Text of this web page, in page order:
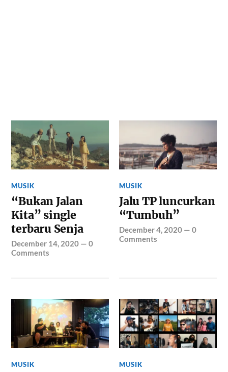
MUSIK
“Bukan Jalan
Kita” single
terbaru Senja
December 14, 2020 —0
Comments
MUSIK
Jalu TP luncurkan
“Tumbuh”
December 4, 2020 —0
Comments
MUSIK MUSIK